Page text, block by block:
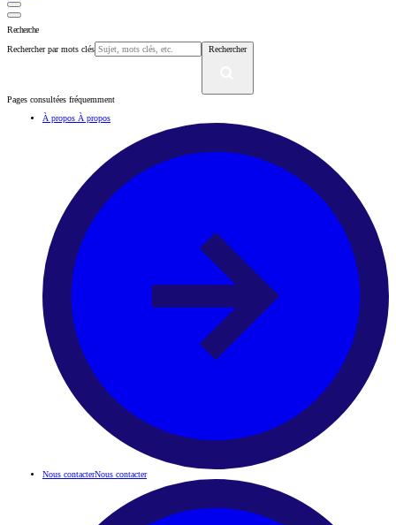
Recherche
Rechercher par mots clés Rechercher
Pages consultées fréquemment
À propos À propos
Nous contacterNous contacter